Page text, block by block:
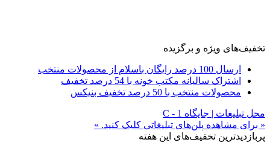
تخفیف‌های ویژه و برگزیده
ارسال 100 درصد رایگان باسلام از محصولات منتخب
اشتراک سالیانه مکتب خونه با 54 درصد تخفیف
محصولات منتخب با 50 درصد تخفیف بنیکس
محل تبلیغات | جایگاه C - 1
« برای مشاهده پلن‌های تبلیغاتی کلیک کنید. »
پربازدیدترین تخفیف‌های این هفته